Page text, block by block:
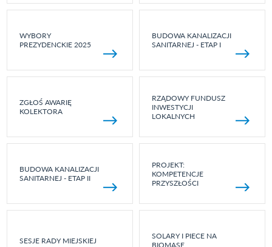
WYBORY
PREZYDENCKIE 2025
BUDOWA KANALIZACJI
SANITARNEJ - ETAP I
ZGŁOŚ AWARIĘ
KOLEKTORA
RZĄDOWY FUNDUSZ
INWESTYCJI
LOKALNYCH
BUDOWA KANALIZACJI
SANITARNEJ - ETAP II
PROJEKT:
KOMPETENCJE
PRZYSZŁOŚCI
SESJE RADY MIEJSKIEJ
SOLARY I PIECE NA
BIOMASĘ